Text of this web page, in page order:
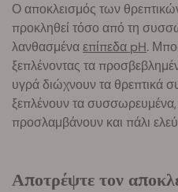
Ο αποκλεισμός των
προκληθεί τόσο από τη
λανθασμέναεπίπεδα pH.
ξεπλένοντας τα
υγρά διώχνουν τα θρεπτικά
ξεπλένουν τα συσσωρευμένα,
προσλαμβάνουν και πάλι
Αποτρέψτε τον